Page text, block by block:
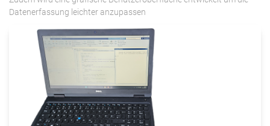
Datenerfassung leichter anzupassen